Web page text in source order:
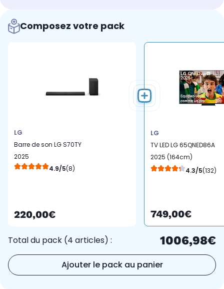
Composez votre pack
LG
Barre de son LG S70TY
2025
4.9/5(8)
220,00€
LG
TV LED LG 65QNED86A
2025 (164cm)
4.3/5(132)
749,00€
Total du pack (4 articles) : 1006,98€
Ajouter le pack au panier